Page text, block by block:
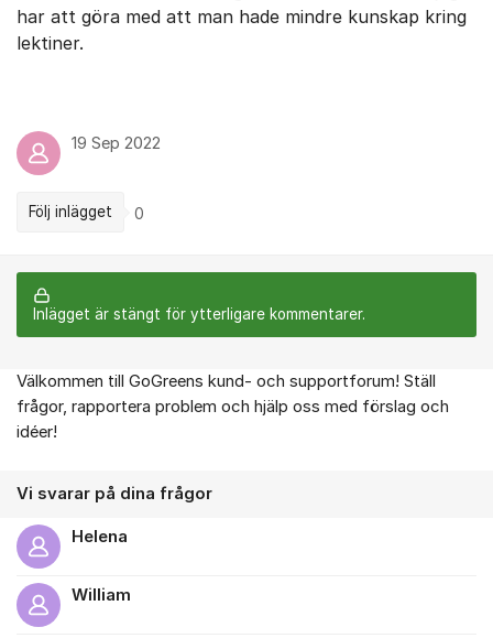
har att göra med att man hade mindre kunskap kring
lektiner.
19 Sep 2022
Följ inlägget 0
Inlägget är stängt för ytterligare kommentarer.
Om forumet
Välkommen till GoGreens kund- och supportforum! Ställ
frågor, rapportera problem och hjälp oss med förslag och
idéer!
Vi svarar på dina frågor
Helena
William